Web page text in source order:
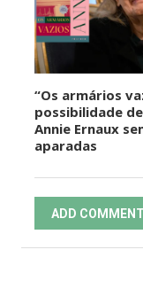
“Os armários
possibilidade
Annie Ernaux
aparadas
ADD COMMENT